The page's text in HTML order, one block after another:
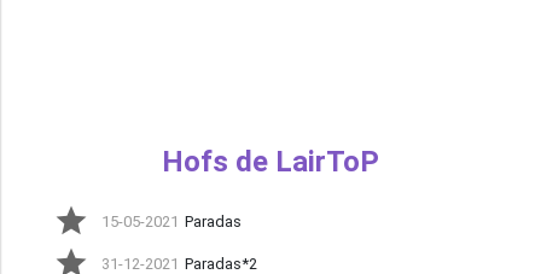
Hofs de LairToP
15-05-2021 Paradas
31-12-2021 Paradas*2